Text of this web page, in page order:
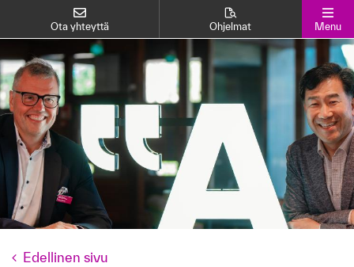
Ota yhteyttä Ohjelmat Menu
Edellinen sivu